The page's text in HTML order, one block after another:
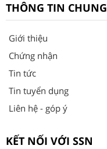
THÔNG TIN CHUNG
Giới thiệu
Chứng nhận
Tin tức
Tin tuyển dụng
Liên hệ - góp ý
KẾT NỐI VỚI SSN